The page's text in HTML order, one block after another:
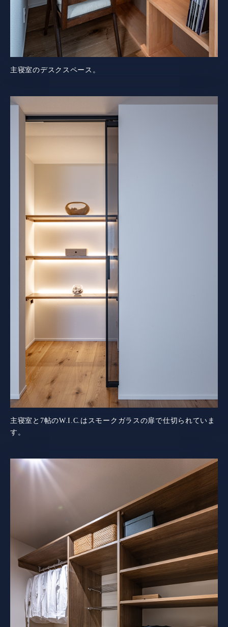
主寝室のデスクスペース。
主寝室と7帖のW.I.C.はスモークガラスの扉で仕切られていま
す。